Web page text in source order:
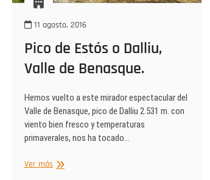
11 agosto, 2016
Pico de Estós o Dalliu,
Valle de Benasque.
Hemos vuelto a este mirador espectacular del
Valle de Benasque, pico de Dalliu 2.531 m. con
viento bien fresco y temperaturas
primaverales, nos ha tocado…
Ver másPico